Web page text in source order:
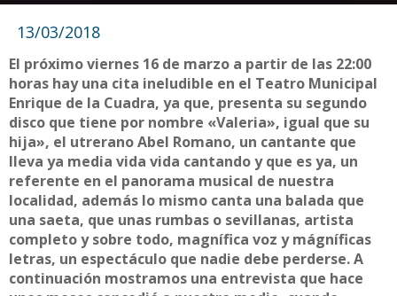
13/03/2018
El próximo viernes 16 de marzo a partir de las 22:00
horas hay una cita ineludible en el Teatro Municipal
Enrique de la Cuadra, ya que, presenta su segundo
disco que tiene por nombre «Valeria», igual que su
hija», el utrerano Abel Romano, un cantante que
lleva ya media vida vida cantando y que es ya, un
referente en el panorama musical de nuestra
localidad, además lo mismo canta una balada que
una saeta, que unas rumbas o sevillanas, artista
completo y sobre todo, magnífica voz y mágníficas
letras, un espectáculo que nadie debe perderse. A
continuación mostramos una entrevista que hace